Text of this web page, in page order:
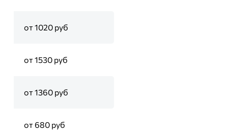
от 1020 руб
от 1530 руб
от 1360 руб
от 680 руб